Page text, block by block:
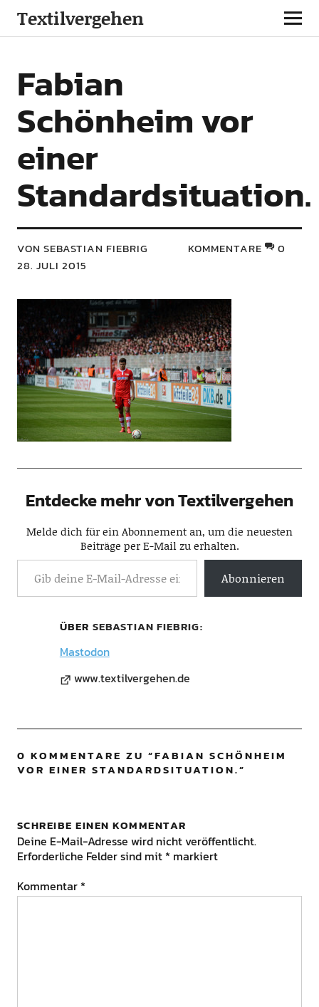
Textilvergehen
Fabian
Schönheim vor
einer
Standardsituation.
VON SEBASTIAN FIEBRIG
28. JULI 2015
KOMMENTARE 0
Entdecke mehr von Textilvergehen
Melde dich für ein Abonnement an, um die neuesten
Beiträge per E-Mail zu erhalten.
Abonnieren
ÜBER SEBASTIAN FIEBRIG
Mastodon
www.textilvergehen.de
0 KOMMENTARE ZU “FABIAN SCHÖNHEIM
VOR EINER STANDARDSITUATION.”
SCHREIBE EINEN KOMMENTAR
Deine E-Mail-Adresse wird nicht veröffentlicht.
Erforderliche Felder sind mit * markiert
Kommentar *